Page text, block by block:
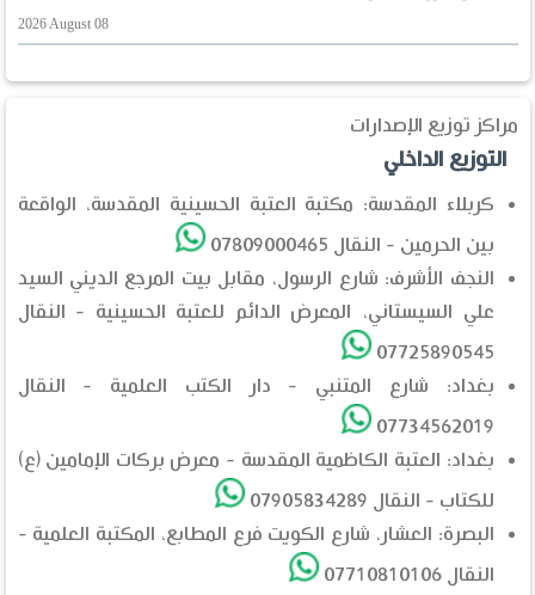
2026 August 08
مراكز توزيع الإصدارات
التوزيع الداخلي
كربلاء المقدسة: مكتبة العتبة الحسينية المقدسة، الواقعة
بين الحرمين - النقال 07809000465
النجف الأشرف: شارع الرسول، مقابل بيت المرجع الديني السيد
علي السيستاني، المعرض الدائم للعتبة الحسينية - النقال
07725890545
بغداد: شارع المتنبي - دار الكتب العلمية - النقال
07734562019
بغداد: العتبة الكاظمية المقدسة - معرض بركات الإمامين (ع)
للكتاب - النقال 07905834289
البصرة: العشار، شارع الكويت فرع المطابع، المكتبة العلمية -
النقال 07710810106